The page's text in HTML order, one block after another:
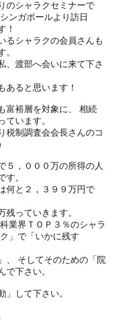
のシャラクセミナーで
ンガポールより訪日
！
るシャラクの会員さんも
。
、渡部へ会いに来て下さ
あると思います！
富裕層を対象に、 相続
ています。
税制調査会会長さんのコ
５，０００万の所得の人
す。
何と２，３９９万円で
残っていきます。
業界ＴＯＰ３％のシャラ
」で「いかに残す
、 そしてそのための「院
で下さい。
」して下さい。